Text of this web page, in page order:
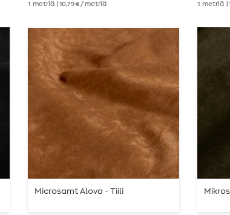
1 metriä | 10,79 € / metriä 1 metriä
Microsamt Alova - Tiili